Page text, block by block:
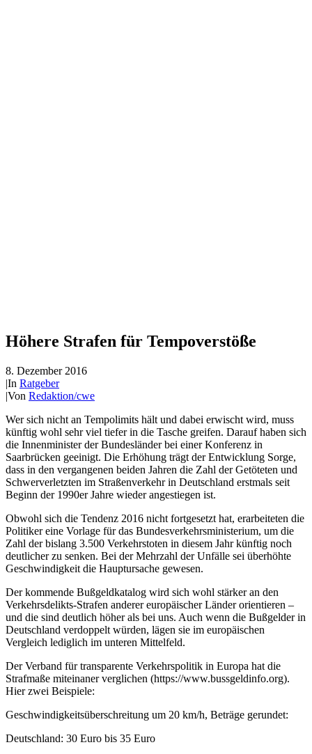
Höhere Strafen für Tempoverstöße
8. Dezember 2016
|In Ratgeber
|Von Redaktion/cwe
Wer sich nicht an Tempolimits hält und dabei erwischt wird, muss
künftig wohl sehr viel tiefer in die Tasche greifen. Darauf haben sich
die Innenminister der Bundesländer bei einer Konferenz in
Saarbrücken geeinigt. Die Erhöhung trägt der Entwicklung Sorge,
dass in den vergangenen beiden Jahren die Zahl der Getöteten und
Schwerverletzten im Straßenverkehr in Deutschland erstmals seit
Beginn der 1990er Jahre wieder angestiegen ist.
Obwohl sich die Tendenz 2016 nicht fortgesetzt hat, erarbeiteten die
Politiker eine Vorlage für das Bundesverkehrsministerium, um die
Zahl der bislang 3.500 Verkehrstoten in diesem Jahr künftig noch
deutlicher zu senken. Bei der Mehrzahl der Unfälle sei überhöhte
Geschwindigkeit die Hauptursache gewesen.
Der kommende Bußgeldkatalog wird sich wohl stärker an den
Verkehrsdelikts-Strafen anderer europäischer Länder orientieren –
und die sind deutlich höher als bei uns. Auch wenn die Bußgelder in
Deutschland verdoppelt würden, lägen sie im europäischen
Vergleich lediglich im unteren Mittelfeld.
Der Verband für transparente Verkehrspolitik in Europa hat die
Strafmaße miteinaner verglichen (https://www.bussgeldinfo.org).
Hier zwei Beispiele:
Geschwindigkeitsüberschreitung um 20 km/h, Beträge gerundet:
Deutschland: 30 Euro bis 35 Euro